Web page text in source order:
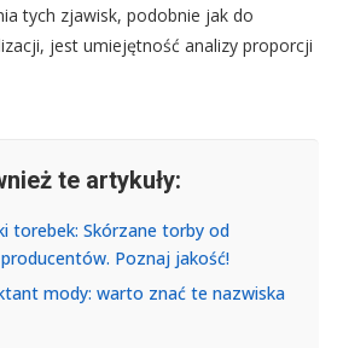
tych zjawisk, podobnie jak do
jest umiejętność analizy proporcji
te artykuły:
torebek: Skórzane torby od
Poznaj jakość!
mody: warto znać te nazwiska